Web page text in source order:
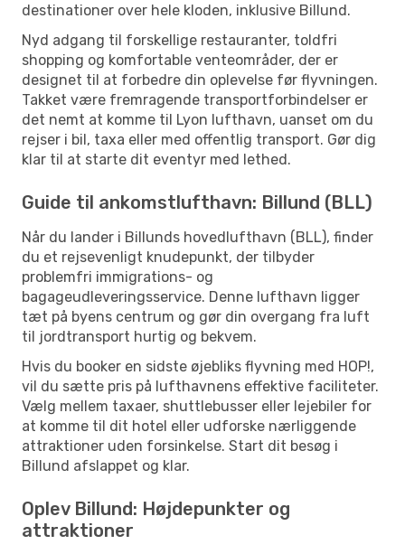
destinationer over hele kloden, inklusive Billund.
Nyd adgang til forskellige restauranter, toldfri
shopping og komfortable venteområder, der er
designet til at forbedre din oplevelse før flyvningen.
Takket være fremragende transportforbindelser er
det nemt at komme til Lyon lufthavn, uanset om du
rejser i bil, taxa eller med offentlig transport. Gør dig
klar til at starte dit eventyr med lethed.
Guide til ankomstlufthavn: Billund (BLL)
Når du lander i Billunds hovedlufthavn (BLL), finder
du et rejsevenligt knudepunkt, der tilbyder
problemfri immigrations- og
bagageudleveringsservice. Denne lufthavn ligger
tæt på byens centrum og gør din overgang fra luft
til jordtransport hurtig og bekvem.
Hvis du booker en sidste øjebliks flyvning med HOP!,
vil du sætte pris på lufthavnens effektive faciliteter.
Vælg mellem taxaer, shuttlebusser eller lejebiler for
at komme til dit hotel eller udforske nærliggende
attraktioner uden forsinkelse. Start dit besøg i
Billund afslappet og klar.
Oplev Billund: Højdepunkter og
attraktioner